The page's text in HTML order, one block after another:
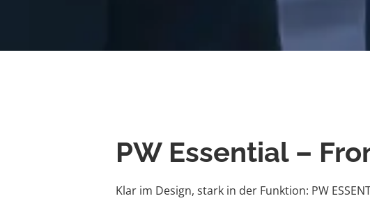
PW Essential –
Klar im Design, stark in der Funktion: PW